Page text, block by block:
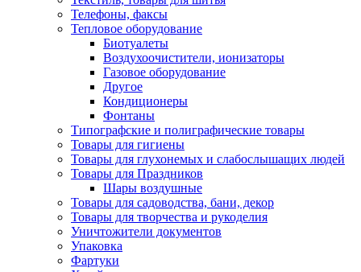
Телефоны, факсы
Тепловое оборудование
Биотуалеты
Воздухоочистители, ионизаторы
Газовое оборудование
Другое
Кондиционеры
Фонтаны
Типографские и полиграфические товары
Товары для гигиены
Товары для глухонемых и слабослышащих людей
Товары для Праздников
Шары воздушные
Товары для садоводства, бани, декор
Товары для творчества и рукоделия
Уничтожители документов
Упаковка
Фартуки